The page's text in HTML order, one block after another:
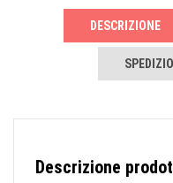
DESCRIZIONE
Descrizione